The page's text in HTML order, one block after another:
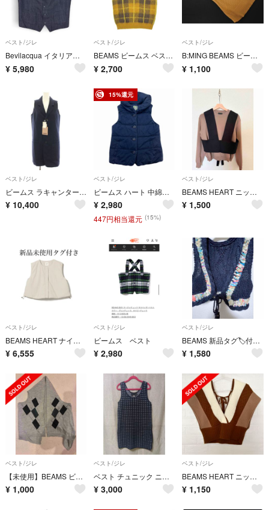
ベスト/ジレ
Bevilacqua イタリア製 コットンヘリンボーン ツイード ジレ ベストL
¥ 5,980
ベスト/ジレ
BEAMS ビームス ベスト S 黄 【古着】【中古】【送料無料】
¥ 2,700
ベスト/ジレ
B:MING BEAMS ビームス ニット ベスト ベージュ ■◇ レディース
¥ 1,100
ベスト/ジレ
ビームス ラキャンターヌ ウールロングベスト ジレ 前開き 36 紺 ネイビー
¥ 10,400
15%還元
ベスト/ジレ
ビームス ハート 中綿ベスト レディース Mサイズ相当 ネイビー ダークブルー 細身 きれいめ 婦人
¥ 2,980
447円相当還元 (15%)
ベスト/ジレ
BEAMS HEART ニットビスチェ ブラック
¥ 1,500
ベスト/ジレ
BEAMS HEART ナイロン パフ ベスト
¥ 6,555
ベスト/ジレ
ビームス ベスト
¥ 2,980
ベスト/ジレ
BEAMS 新品タグ🏷️付き ベスト 凝ってます
¥ 1,580
ベスト/ジレ
【未使用】BEAMS ビームス カーディガン ニット ベスト ジレ アーガイル
¥ 1,000
ベスト/ジレ
ベスト チュニック ニット 千鳥柄 チェック
¥ 3,000
ベスト/ジレ
BEAMS HEART ニットベスト
¥ 1,150